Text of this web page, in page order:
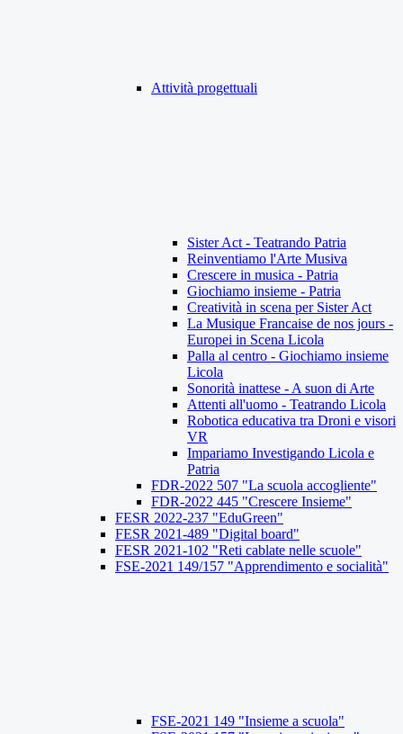
Attività progettuali
Sister Act - Teatrando Patria
Reinventiamo l'Arte Musiva
Crescere in musica - Patria
Giochiamo insieme - Patria
Creatività in scena per Sister Act
La Musique Francaise de nos jours -
Europei in Scena Licola
Palla al centro - Giochiamo insieme
Licola
Sonorità inattese - A suon di Arte
Attenti all'uomo - Teatrando Licola
Robotica educativa tra Droni e visori
VR
Impariamo Investigando Licola e
Patria
FDR-2022 507 "La scuola accogliente"
FDR-2022 445 "Crescere Insieme"
FESR 2022-237 "EduGreen"
FESR 2021-489 "Digital board"
FESR 2021-102 "Reti cablate nelle scuole"
FSE-2021 149/157 "Apprendimento e socialità"
FSE-2021 149 "Insieme a scuola"